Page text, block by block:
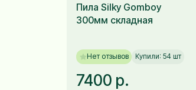
Пила Silky Gomboy
300мм складная
Нет отзывов Купили: 54 шт
7400 р.